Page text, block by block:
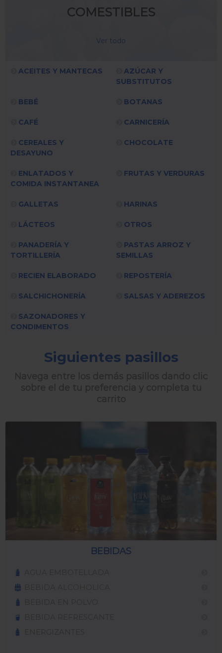
COMESTIBLES
Ver todo
ACEITES Y MANTECAS
AZÚCAR Y
SUBSTITUTOS
BEBÉ BOTANAS
CAFÉ CARNICERÍA
CEREALES Y
DESAYUNO
CHOCOLATE
ENLATADOS Y
COMIDA INSTANTANEA
FRUTAS Y VERDURAS
GALLETAS HARINAS
LÁCTEOS OTROS
PANADERÍA Y
TORTILLERÍA
PASTAS ARROZ Y
SEMILLAS
RECIEN ELABORADO REPOSTERÍA
SALCHICHONERÍA SALSAS Y ADEREZOS
SAZONADORES Y
CONDIMENTOS
Siguientes pasillos
BEBIDAS